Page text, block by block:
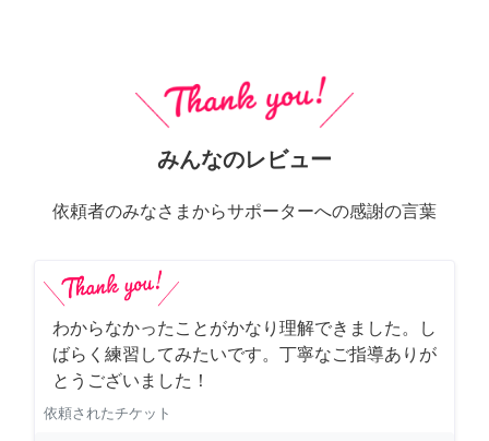
みんなのレビュー
依頼者のみなさまからサポーターへの感謝の言葉
わからなかったことがかなり理解できました。し
ばらく練習してみたいです。丁寧なご指導ありが
とうございました！
依頼されたチケット